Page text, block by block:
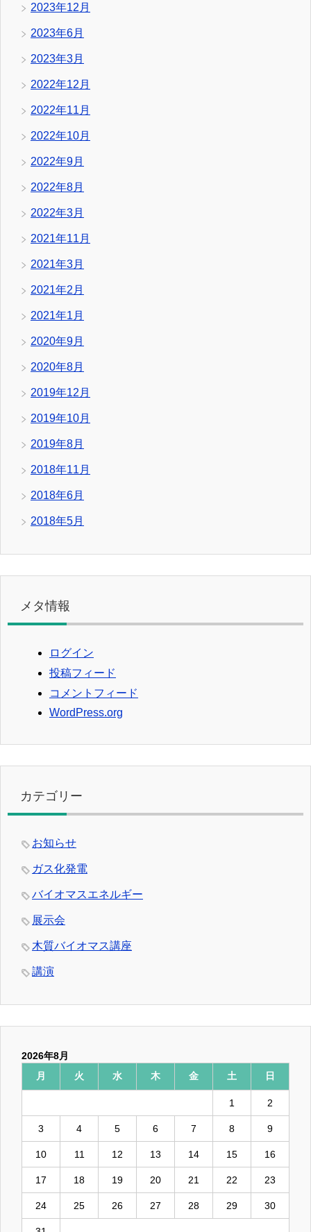
2023年12月
2023年6月
2023年3月
2022年12月
2022年11月
2022年10月
2022年9月
2022年8月
2022年3月
2021年11月
2021年3月
2021年2月
2021年1月
2020年9月
2020年8月
2019年12月
2019年10月
2019年8月
2018年11月
2018年6月
2018年5月
メタ情報
ログイン
投稿フィード
コメントフィード
WordPress.org
カテゴリー
お知らせ
ガス化発電
バイオマスエネルギー
展示会
木質バイオマス講座
講演
2026年8月
月
火 水 木 金 土 日
1 2
3 4 5 6 7 8 9
10 11 12 13 14 15 16
17 18 19 20 21 22 23
24 25 26 27 28 29 30